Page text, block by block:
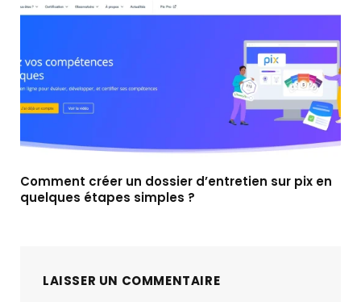
Comment créer un dossier d’entretien sur pix en
quelques étapes simples ?
LAISSER UN COMMENTAIRE